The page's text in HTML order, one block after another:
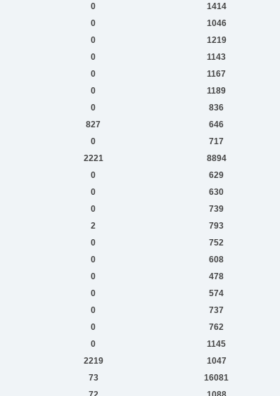
0 1414
0 1046
0 1219
0 1143
0 1167
0 1189
0 836
827 646
0 717
2221 8894
0 629
0 630
0 739
2 793
0 752
0 608
0 478
0 574
0 737
0 762
0 1145
2219 1047
73 16081